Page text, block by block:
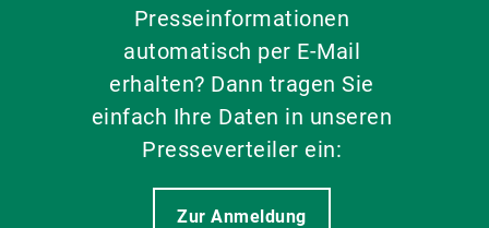
Presseinformationen
automatisch per E-Mail
erhalten? Dann tragen Sie
einfach Ihre Daten in unseren
Presseverteiler ein:
Zur Anmeldung